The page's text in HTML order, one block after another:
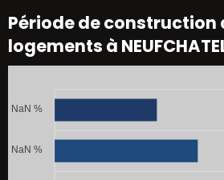
Période de construction
logements à
NaN %
NaN %